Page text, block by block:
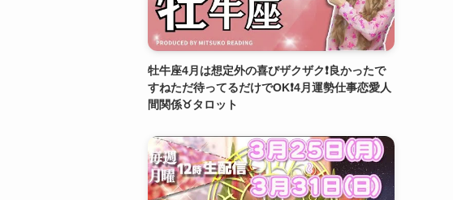
牡牛座4月は想定外の喜びザクザク❗️良かったで
すねただ待ってるだけでOK❗️4月運勢仕事恋愛人
間関係♉️タロット